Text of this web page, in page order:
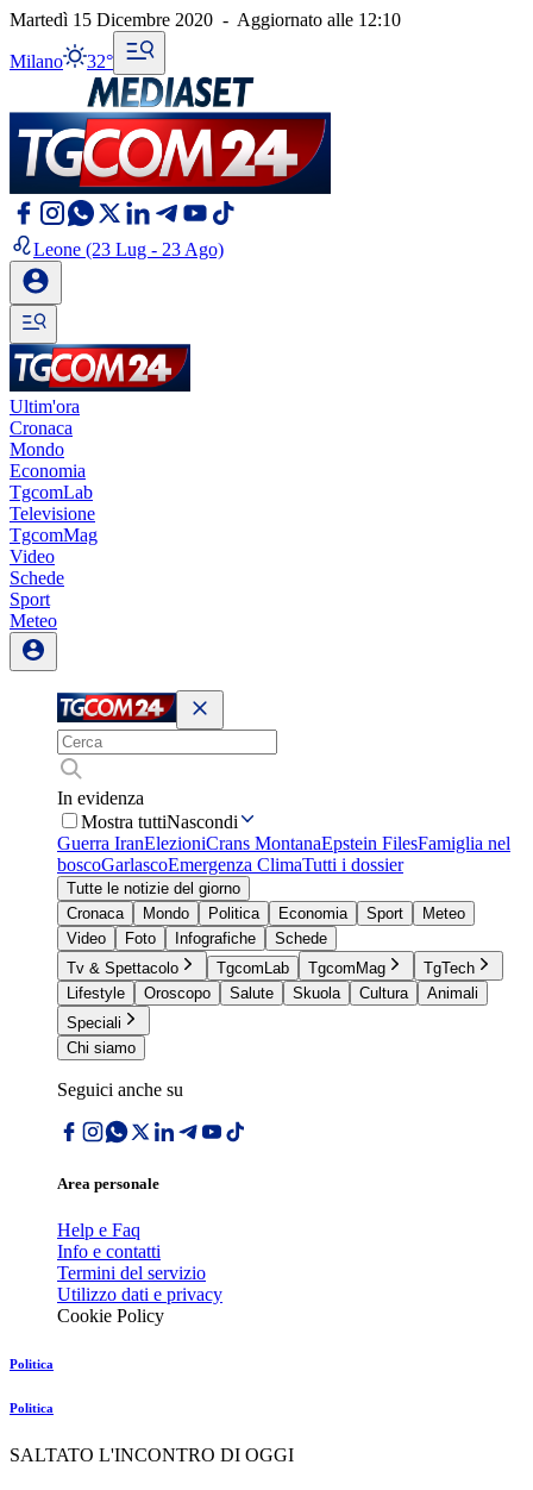
Martedì 15 Dicembre 2020 - Aggiornato alle 12:10
Milano 32°
Leone (23 Lug - 23 Ago)
Ultim'ora
Cronaca
Mondo
Economia
TgcomLab
Televisione
TgcomMag
Video
Schede
Sport
Meteo
In evidenza
Mostra tuttiNascondi
Guerra IranElezioniCrans MontanaEpstein FilesFamiglia nel
boscoGarlascoEmergenza ClimaTutti i dossier
Tutte le notizie del giorno
Cronaca
Mondo Politica Economia Sport
Meteo
Video
Foto Infografiche
Schede
Tv & Spettacolo
TgcomLab TgcomMag
TgTech
Lifestyle
Oroscopo Salute Skuola Cultura
Animali
Speciali
Chi siamo
Seguici anche su
Area personale
Help e Faq
Info e contatti
Termini del servizio
Utilizzo dati e privacy
Cookie Policy
Politica
Politica
SALTATO L'INCONTRO DI OGGI